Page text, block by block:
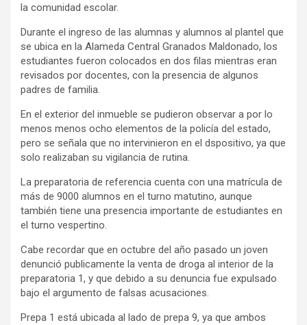
la comunidad escolar.
Durante el ingreso de las alumnas y alumnos al plantel que
se ubica en la Alameda Central Granados Maldonado, los
estudiantes fueron colocados en dos filas mientras eran
revisados por docentes, con la presencia de algunos
padres de familia.
En el exterior del inmueble se pudieron observar a por lo
menos menos ocho elementos de la policía del estado,
pero se señala que no intervinieron en el dspositivo, ya que
solo realizaban su vigilancia de rutina.
La preparatoria de referencia cuenta con una matrícula de
más de 9000 alumnos en el turno matutino, aunque
también tiene una presencia importante de estudiantes en
el turno vespertino.
Cabe recordar que en octubre del año pasado un joven
denunció publicamente la venta de droga al interior de la
preparatoria 1, y que debido a su denuncia fue expulsado
bajo el argumento de falsas acusaciones.
Prepa 1 está ubicada al lado de prepa 9, ya que ambos